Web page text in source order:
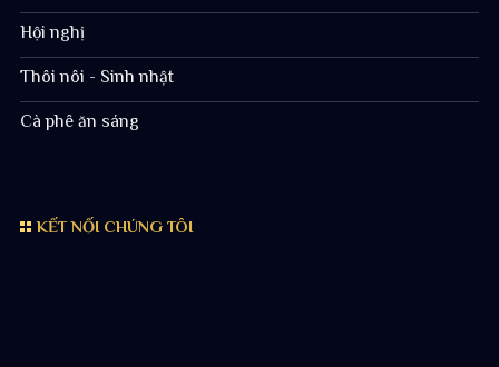
Hội nghị
Thôi nôi - Sinh nhật
Cà phê ăn sáng
KẾT NỐI CHÚNG TÔI